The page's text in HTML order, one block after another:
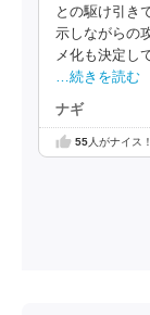
との駆け引き
示しながらの
メ化も決定し
…続きを読む
ナギ
55人がナイス